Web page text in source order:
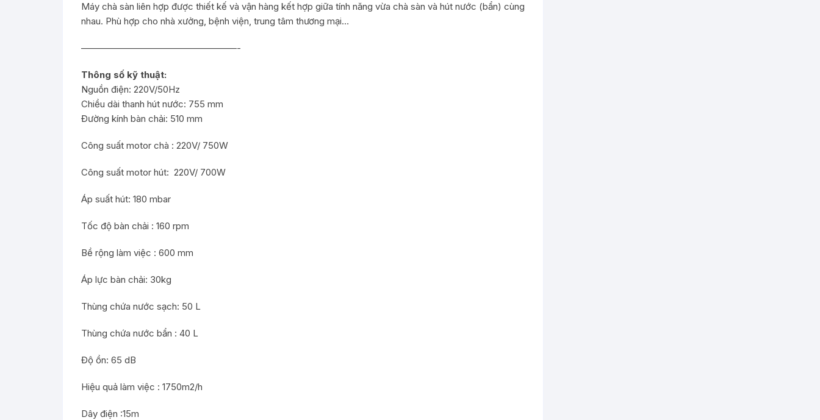
Máy chà sàn liên hợp được thiết kế và vận hàng kết hợp giữa tính năng vừa chà sàn và hút nước (bẩn) cùng
nhau. Phù hợp cho nhà xưởng, bệnh viện, trung tâm thương mại…
—————————————————-
Thông số kỹ thuật:
Nguồn điện: 220V/50Hz
Chiều dài thanh hút nước: 755 mm
Đường kính bàn chải: 510 mm
Công suất motor chà : 220V/ 750W
Công suất motor hút: 220V/ 700W
Áp suất hút: 180 mbar
Tốc độ bàn chải : 160 rpm
Bề rộng làm việc : 600 mm
Áp lực bàn chải: 30kg
Thùng chứa nước sạch: 50 L
Thùng chứa nước bẩn : 40 L
Độ ồn: 65 dB
Hiệu quả làm việc : 1750m2/h
Dây điện :15m